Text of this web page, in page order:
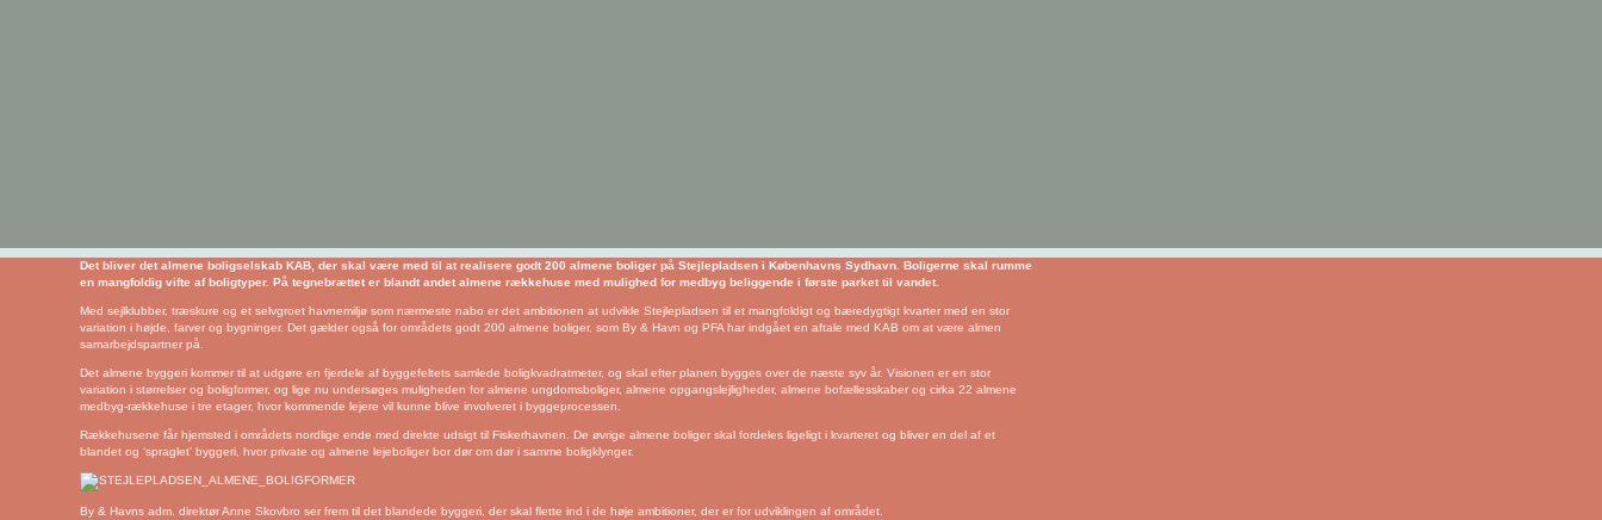
Det bliver det almene boligselskab KAB, der skal være med til at realisere godt 200 almene boliger på Stejlepladsen i Københavns Sydhavn. Boligerne skal rumme
en mangfoldig vifte af boligtyper. På tegnebrættet er blandt andet almene rækkehuse med mulighed for medbyg beliggende i første parket til vandet.
Med sejlklubber, træskure og et selvgroet havnemiljø som nærmeste nabo er det ambitionen at udvikle Stejlepladsen til et mangfoldigt og bæredygtigt kvarter med en stor
variation i højde, farver og bygninger. Det gælder også for områdets godt 200 almene boliger, som By & Havn og PFA har indgået en aftale med KAB om at være almen
samarbejdspartner på.
Det almene byggeri kommer til at udgøre en fjerdele af byggefeltets samlede boligkvadratmeter, og skal efter planen bygges over de næste syv år. Visionen er en stor
variation i størrelser og boligformer, og lige nu undersøges muligheden for almene ungdomsboliger, almene opgangslejligheder, almene bofællesskaber og cirka 22 almene
medbyg-rækkehuse i tre etager, hvor kommende lejere vil kunne blive involveret i byggeprocessen.
Rækkehusene får hjemsted i områdets nordlige ende med direkte udsigt til Fiskerhavnen. De øvrige almene boliger skal fordeles ligeligt i kvarteret og bliver en del af et
blandet og ‘spraglet’ byggeri, hvor private og almene lejeboliger bor dør om dør i samme boligklynger.
By & Havns adm. direktør Anne Skovbro ser frem til det blandede byggeri, der skal flette ind i de høje ambitioner, der er for udviklingen af området.